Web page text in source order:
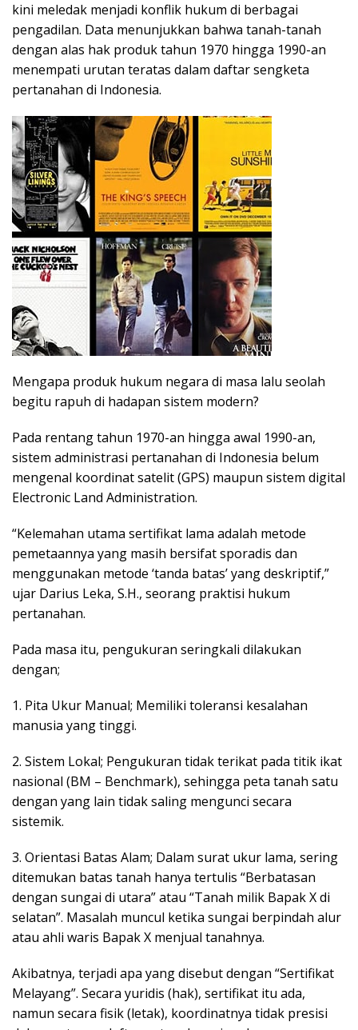
kini meledak menjadi konflik hukum di berbagai
pengadilan. Data menunjukkan bahwa tanah-tanah
dengan alas hak produk tahun 1970 hingga 1990-an
menempati urutan teratas dalam daftar sengketa
pertanahan di Indonesia.
Mengapa produk hukum negara di masa lalu seolah
begitu rapuh di hadapan sistem modern?
Pada rentang tahun 1970-an hingga awal 1990-an,
sistem administrasi pertanahan di Indonesia belum
mengenal koordinat satelit (GPS) maupun sistem digital
Electronic Land Administration.
“Kelemahan utama sertifikat lama adalah metode
pemetaannya yang masih bersifat sporadis dan
menggunakan metode ‘tanda batas’ yang deskriptif,”
ujar Darius Leka, S.H., seorang praktisi hukum
pertanahan.
Pada masa itu, pengukuran seringkali dilakukan
dengan;
1. Pita Ukur Manual; Memiliki toleransi kesalahan
manusia yang tinggi.
2. Sistem Lokal; Pengukuran tidak terikat pada titik ikat
nasional (BM – Benchmark), sehingga peta tanah satu
dengan yang lain tidak saling mengunci secara
sistemik.
3. Orientasi Batas Alam; Dalam surat ukur lama, sering
ditemukan batas tanah hanya tertulis “Berbatasan
dengan sungai di utara” atau “Tanah milik Bapak X di
selatan”. Masalah muncul ketika sungai berpindah alur
atau ahli waris Bapak X menjual tanahnya.
Akibatnya, terjadi apa yang disebut dengan “Sertifikat
Melayang”. Secara yuridis (hak), sertifikat itu ada,
namun secara fisik (letak), koordinatnya tidak presisi